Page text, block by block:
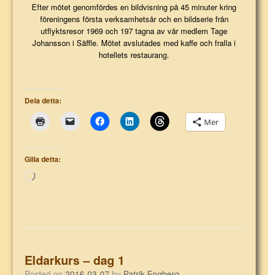
Efter mötet genomfördes en bildvisning på 45 minuter kring
föreningens första verksamhetsår och en bildserie från
utflyktsresor 1969 och 197 tagna av vår medlem Tage
Johansson i Säffle. Mötet avslutades med kaffe och fralla i
hotellets restaurang.
Dela detta:
Mer
Gilla detta:
Laddar
Eldarkurs – dag 1